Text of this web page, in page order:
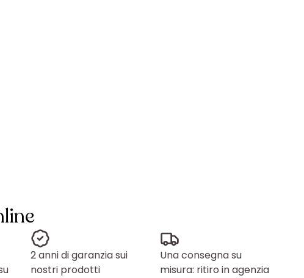
2 anni di garanzia sui
nostri prodotti
Una consegna su
misura: ritiro in agenzia